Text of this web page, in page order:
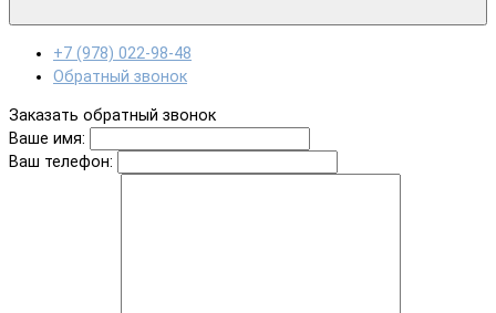
+7 (978) 022-98-48
Обратный звонок
Заказать обратный звонок
Ваше имя:
Ваш телефон: